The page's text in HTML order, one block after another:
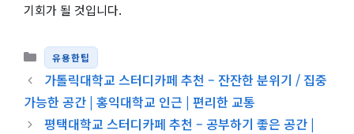
기회가 될 것입니다.
카테고리
유용한팁
가톨릭대학교 스터디카페 추천 – 잔잔한 분위기 / 집중
가능한 공간 | 홍익대학교 인근 | 편리한 교통
평택대학교 스터디카페 추천 – 공부하기 좋은 공간 |